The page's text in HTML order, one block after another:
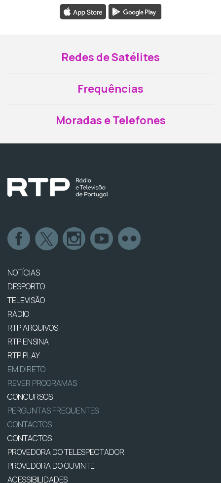
Redes de Satélites
Frequências
Moradas e Telefones
NOTÍCIAS
DESPORTO
TELEVISÃO
RÁDIO
RTP ARQUIVOS
RTP ENSINA
RTP PLAY
EM DIRETO
REVER PROGRAMAS
CONCURSOS
PERGUNTAS FREQUENTES
CONTACTOS
CONTACTOS
PROVEDORA DO TELESPECTADOR
PROVEDORA DO OUVINTE
ACESSIBILIDADES